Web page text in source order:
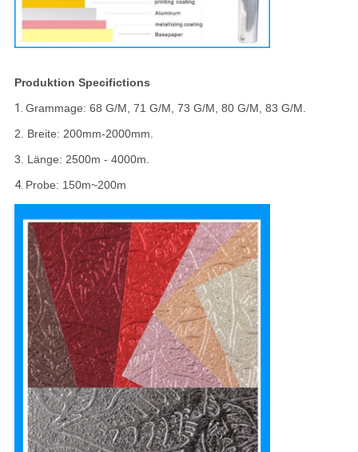
Produktion Specifictions
1. Grammage: 68 G/M, 71 G/M, 73 G/M, 80 G/M, 83 G/M.
2. Breite: 200mm-2000mm.
3. Länge: 2500m - 4000m.
4. Probe: 150m~200m